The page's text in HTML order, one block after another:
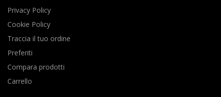
Privacy Policy
Cookie Policy
Traccia il tuo ordine
Preferiti
Compara prodotti
Carrello